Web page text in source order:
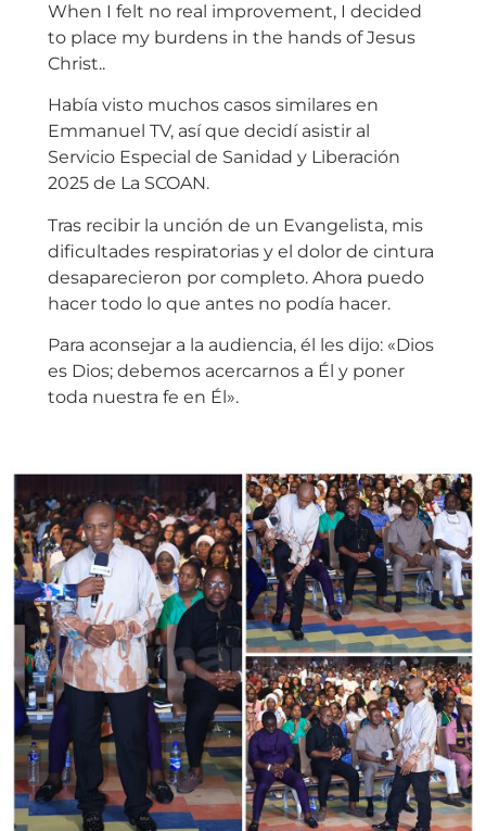
When I felt no real improvement, I decided
to place my burdens in the hands of Jesus
Christ..
Había visto muchos casos similares en
Emmanuel TV, así que decidí asistir al
Servicio Especial de Sanidad y Liberación
2025 de La SCOAN.
Tras recibir la unción de un Evangelista, mis
dificultades respiratorias y el dolor de cintura
desaparecieron por completo. Ahora puedo
hacer todo lo que antes no podía hacer.
Para aconsejar a la audiencia, él les dijo: «Dios
es Dios; debemos acercarnos a Él y poner
toda nuestra fe en Él».